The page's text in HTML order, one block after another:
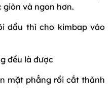
giòn và ngon hơn.
dầu thì cho kimbap vào
đều là được
mặt phẳng rồi cắt thành